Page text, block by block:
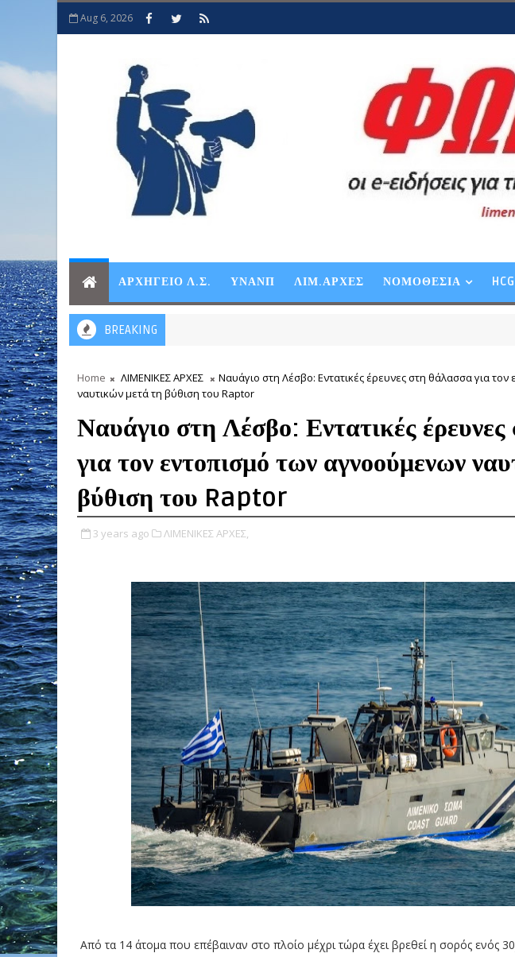
Aug 6, 2026
ΑΡΧΗΓΕΙΟ Λ.Σ. ΥΝΑΝΠ ΛΙΜ.ΑΡΧΕΣ ΝΟΜΟΘΕΣΙΑ
BREAKING
Home ΛΙΜΕΝΙΚΕΣ ΑΡΧΕΣ
Ναυάγιο στη Λέσβο: Εντατικές έρευνες στη θάλασσα για
ναυτικών μετά τη βύθιση του Raptor
Ναυάγιο στη Λέσβο: Εντατικές
για τον εντοπισμό των αγνοούμενων
βύθιση του Raptor
3 years ago ΛΙΜΕΝΙΚΕΣ ΑΡΧΕΣ,
Από τα 14 άτομα που επέβαιναν στο πλοίο μέχρι τώρα έχει βρεθεί η σορός ενός